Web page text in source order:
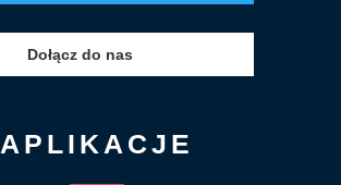
Dołącz do nas
APLIKACJE